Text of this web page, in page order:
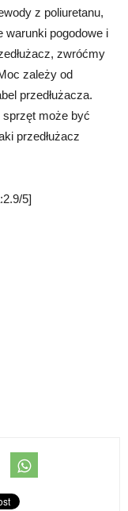
z poliuretanu,
warunki pogodowe i
zwróćmy
zależy od
przedłużacza.
może być
przedłużacz
5]